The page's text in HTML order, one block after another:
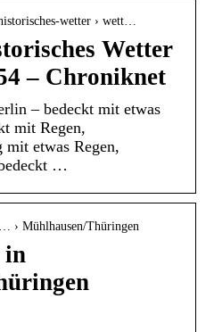
wetter › wett…
Wetter
– Chroniknet
– bedeckt mit etwas
mit Regen,
etwas Regen,
…
› Mühlhausen/Thüringen
in